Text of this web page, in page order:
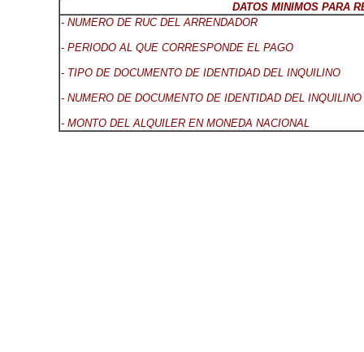
DATOS MINIMOS PARA
- NUMERO DE RUC DEL ARRENDADOR
- PERIODO AL QUE CORRESPONDE EL PAGO
- TIPO DE DOCUMENTO DE IDENTIDAD DEL INQUILINO
- NUMERO DE DOCUMENTO DE IDENTIDAD DEL INQUILINO
- MONTO DEL ALQUILER EN MONEDA NACIONAL